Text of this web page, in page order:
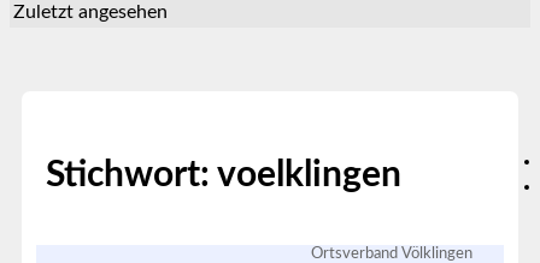
Zuletzt angesehen
Stichwort: voelklingen
Ortsverband Völklingen